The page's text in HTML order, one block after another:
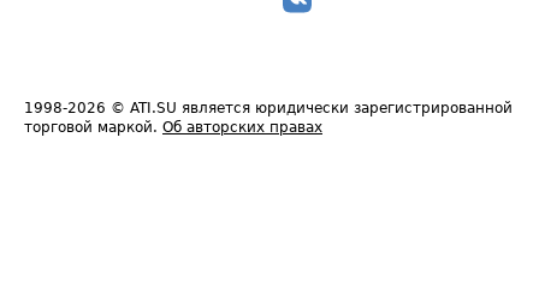
1998-2026 © ATI.SU является юридически зарегистрированной
торговой маркой. Об авторских правах